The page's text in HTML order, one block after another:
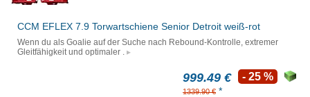
CCM EFLEX 7.9 Torwartschiene Senior Detroit weiß-rot
Wenn du als Goalie auf der Suche nach Rebound-Kontrolle, extremer
Gleitfähigkeit und optimaler .
999.49 €
1339.90 € *
- 25 %